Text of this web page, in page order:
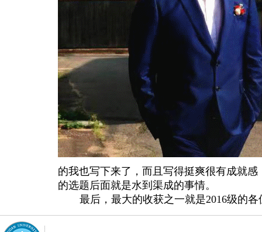
的我也写下来了，而且写得挺爽很有成就
的选题后面就是水到渠成的事情。
最后，最大的收获之一就是2016级的各